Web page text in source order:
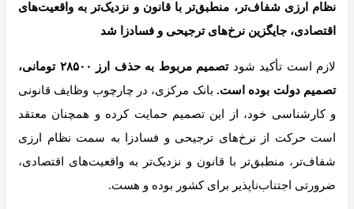
نظام ارزی شفاف‌تر، منطبق‌تر با قانون و نزدیک‌تر به واقعیت‌های
اقتصادی، جایگزین نرخ‌های ترجیحی و فسادزا شد
لازم است تأکید شود
تصمیم مربوط به حذف ارز ۲۸۵۰۰ تومانی،
تصمیم دولت بوده است. بانک مرکزی، در چارچوب وظایف قانونی
و کارشناسی خود، از این تصمیم حمایت کرده و همچنان معتقد
است حرکت از نرخ‌های ترجیحی و فسادزا به سمت نظام ارزی
شفاف‌تر، منطبق‌تر با قانون و نزدیک‌تر به واقعیت‌های اقتصادی،
ضرورتی اجتناب‌ناپذیر برای کشور بوده و هست.